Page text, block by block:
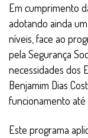
Em cumprimento
adotando ainda
níveis, face ao
pela Segurança
necessidades dos
Benjamim Dias
funcionamento até
Este programa